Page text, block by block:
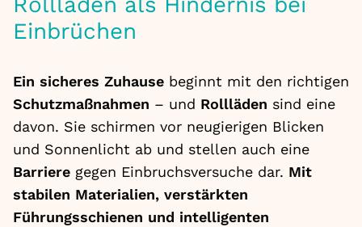
Einbrüchen
Ein sicheres Zuhause beginnt mit den richtigen
Schutzmaßnahmen – und Rollläden sind eine
davon. Sie schirmen vor neugierigen Blicken
und Sonnenlicht ab und stellen auch eine
Barriere gegen Einbruchsversuche dar. Mit
stabilen Materialien, verstärkten
Führungsschienen und intelligenten